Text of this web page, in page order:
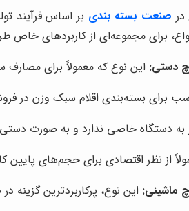
صنعت بسته بندی بر اساس فرآیند
برای مجموعه‌ای از کاربردهای خاص
دستی: این نوع که معمولاً برای مصارف
برای بسته‌بندی اقلام سبک وزن در
به دستگاه خاصی ندارد و به صورت
از نظر اقتصادی برای حجم‌های
ماشینی: این نوع، پرکاربردترین